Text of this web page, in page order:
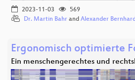
2023-11-03
569
Dr. Martin Bahr and Alexander
Ergonomisch optimierte
Ein menschengerechtes und